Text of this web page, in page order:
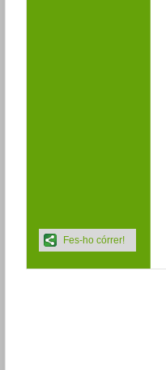
Fes-ho córrer!